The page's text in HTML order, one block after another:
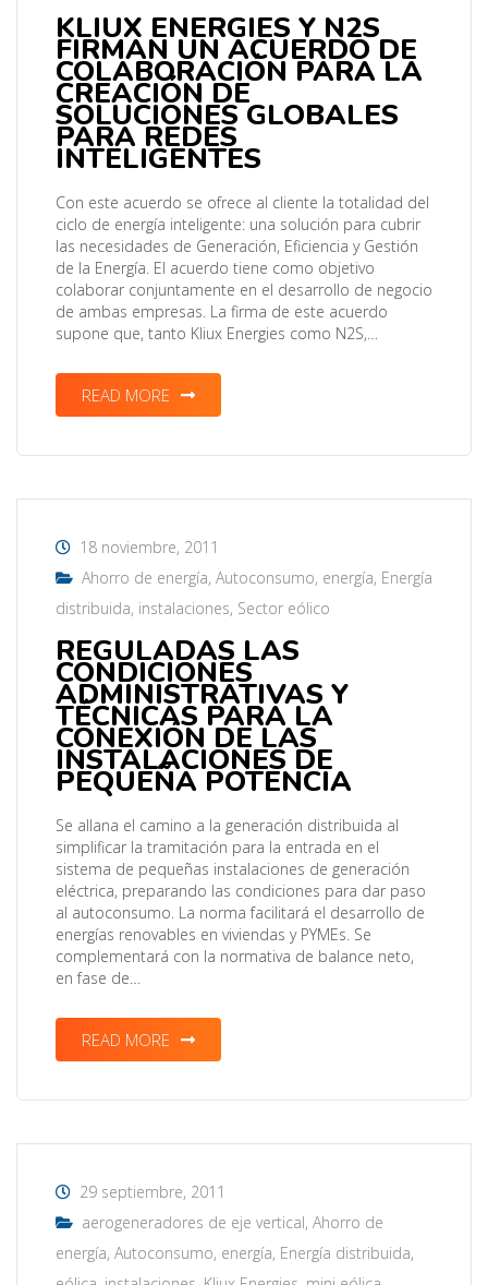
KLIUX ENERGIES Y N2S
FIRMAN UN ACUERDO DE
COLABORACIÓN PARA LA
CREACIÓN DE
SOLUCIONES GLOBALES
PARA REDES
INTELIGENTES
Con este acuerdo se ofrece al cliente la totalidad del
ciclo de energía inteligente: una solución para cubrir
las necesidades de Generación, Eficiencia y Gestión
de la Energía. El acuerdo tiene como objetivo
colaborar conjuntamente en el desarrollo de negocio
de ambas empresas. La firma de este acuerdo
supone que, tanto Kliux Energies como N2S,…
READ MORE
18 noviembre, 2011
Ahorro de energía, Autoconsumo, energía, Energía
distribuida, instalaciones, Sector eólico
REGULADAS LAS
CONDICIONES
ADMINISTRATIVAS Y
TÉCNICAS PARA LA
CONEXIÓN DE LAS
INSTALACIONES DE
PEQUEÑA POTENCIA
Se allana el camino a la generación distribuida al
simplificar la tramitación para la entrada en el
sistema de pequeñas instalaciones de generación
eléctrica, preparando las condiciones para dar paso
al autoconsumo. La norma facilitará el desarrollo de
energías renovables en viviendas y PYMEs. Se
complementará con la normativa de balance neto,
en fase de…
READ MORE
29 septiembre, 2011
aerogeneradores de eje vertical, Ahorro de
energía, Autoconsumo, energía, Energía distribuida,